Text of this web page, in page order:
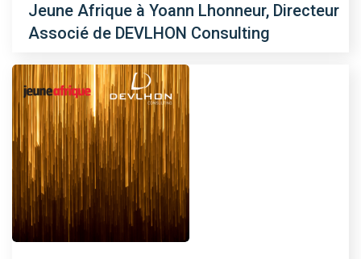
Jeune Afrique à Yoann Lhonneur, Directeur
Associé de DEVLHON Consulting